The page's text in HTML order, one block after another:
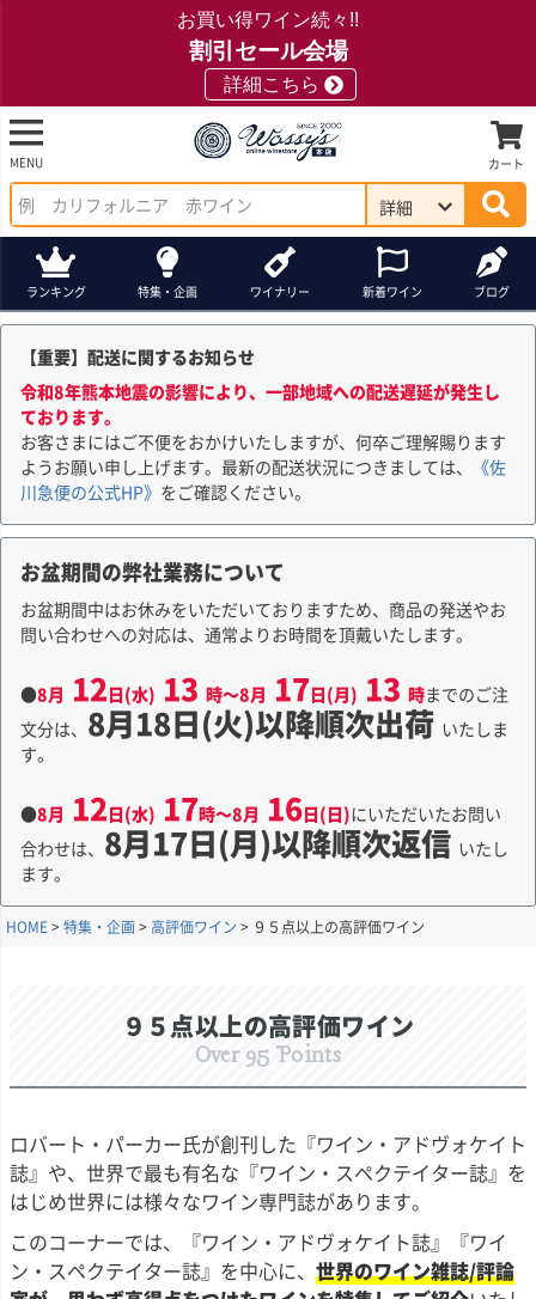
お買い得ワイン続々!!
割引セール会場
詳細こちら
MENU カート
詳細
ランキング 特集・企画 ワイナリー 新着ワイン ブログ
【重要】配送に関するお知らせ
令和8年熊本地震の影響により、一部地域への配送遅延が発生し
ております。
お客さまにはご不便をおかけいたしますが、何卒ご理解賜ります
ようお願い申し上げます。最新の配送状況につきましては、
《佐
川急便の公式HP》 をご確認ください。
お盆期間の弊社業務について
お盆期間中はお休みをいただいておりますため、商品の発送やお
問い合わせへの対応は、通常よりお時間を頂戴いたします。
●8月 12日(水) 13 時～8月 17日(月) 13 時までのご注
文分は、 8月18日(火)以降順次出荷 いたしま
す。
●8月 12日(水) 17時～8月 16日(日)にいただいたお問い
合わせは、 8月17日(月)以降順次返信 いたし
ます。
HOME 特集・企画 高評価ワイン ９５点以上の高評価ワイン
９５点以上の高評価ワイン
Over 95 Points
ロバート・パーカー氏が創刊した『ワイン・アドヴォケイト
誌』や、世界で最も有名な『ワイン・スペクテイター誌』を
はじめ世界には様々なワイン専門誌があります。
このコーナーでは、『ワイン・アドヴォケイト誌』『ワイ
ン・スペクテイター誌』を中心に、 世界のワイン雑誌/評論